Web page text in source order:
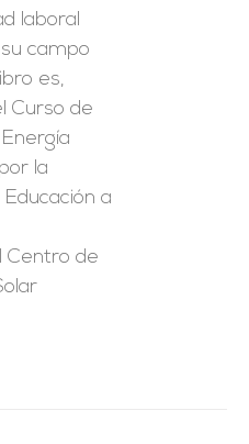
laboral
campo
es,
Curso de
la
a
Centro de